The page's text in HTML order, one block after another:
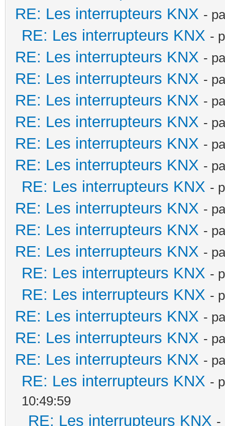
RE: Les interrupteurs KNX -
RE: Les interrupteurs KNX -
RE: Les interrupteurs KNX -
RE: Les interrupteurs KNX -
RE: Les interrupteurs KNX -
RE: Les interrupteurs KNX -
RE: Les interrupteurs KNX -
RE: Les interrupteurs KNX -
RE: Les interrupteurs KNX -
RE: Les interrupteurs KNX -
RE: Les interrupteurs KNX -
RE: Les interrupteurs KNX -
RE: Les interrupteurs KNX -
RE: Les interrupteurs KNX -
RE: Les interrupteurs KNX -
RE: Les interrupteurs KNX -
RE: Les interrupteurs KNX -
RE: Les interrupteurs KNX -
10:49:59
RE: Les interrupteurs KNX -